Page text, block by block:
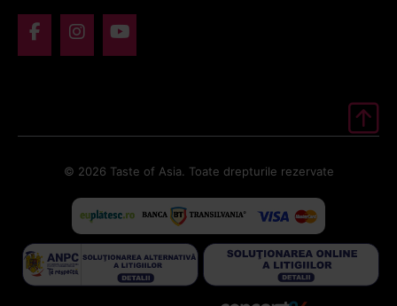
© 2026 Taste of Asia. Toate drepturile rezervate